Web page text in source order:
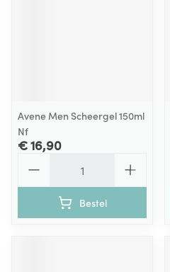
Avene Men Scheergel 150ml
Nf
€ 16,90
Bestel